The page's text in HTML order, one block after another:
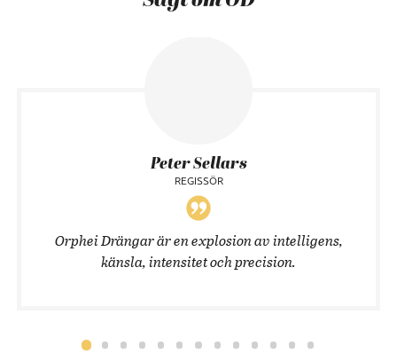
Peter Sellars
REGISSÖR
Orphei Drängar är en explosion av intelligens,
känsla, intensitet och precision.